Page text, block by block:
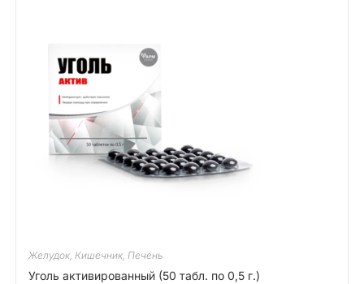
Желудок, Кишечник, Печень
Уголь активированный (50 табл. по 0,5 г.)